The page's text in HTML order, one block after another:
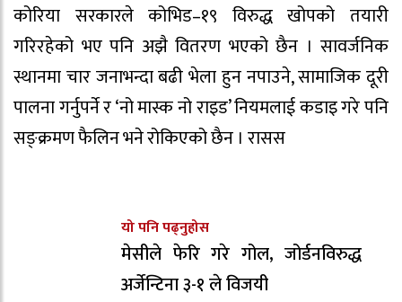
कोरिया सरकारले कोभिड–१९ विरुद्ध खोपको तयारी
गरिरहेको भए पनि अझै वितरण भएको छैन । सावर्जनिक
स्थानमा चार जनाभन्दा बढी भेला हुन नपाउने, सामाजिक दूरी
पालना गर्नुपर्ने र ‘नो मास्क नो राइड’ नियमलाई कडाइ गरे पनि
सङ्क्रमण फैलिन भने रोकिएको छैन । रासस
यो पनि पढ्नुहोस
मेसीले फेरि गरे गोल, जोर्डनविरुद्ध
अर्जेन्टिना ३-१ ले विजयी